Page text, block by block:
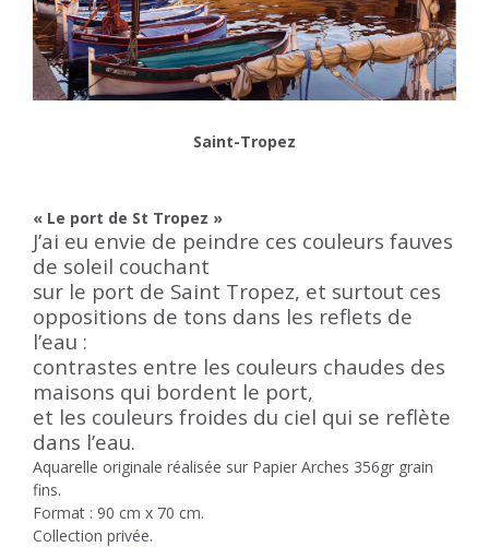
Saint-Tropez
« Le port de St Tropez »
J’ai eu envie de peindre ces couleurs fauves
de soleil couchant
sur le port de Saint Tropez, et surtout ces
oppositions de tons dans les reflets de
l’eau :
contrastes entre les couleurs chaudes des
maisons qui bordent le port,
et les couleurs froides du ciel qui se reflète
dans l’eau.
Aquarelle originale réalisée sur Papier Arches 356gr grain
fins.
Format : 90 cm x 70 cm.
Collection privée.